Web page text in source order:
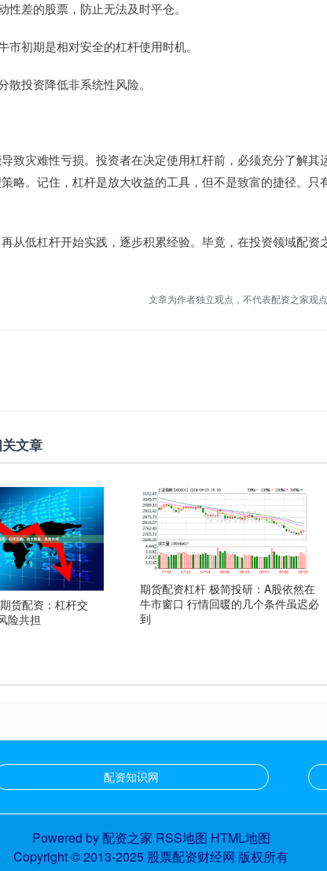
差的股票，防止无法及时平仓。
初期是相对安全的杠杆使用时机。
投资降低非系统性风险。
致灾难性亏损。投资者在决定使用杠杆前，必须充分了解其
略。记住，杠杆是放大收益的工具，但不是致富的捷径。只
从低杠杆开始实践，逐步积累经验。毕竟，在投资领域配资
文章为作者独立观点，不代表配资之家观点
文章
货配资：杠杆交
险共担
期货配资杠杆 极简投研：A股依然在
牛市窗口 行情回暖的几个条件虽迟必
到
配资知识网
Powered by 配资之家 RSS地图 HTML地图
Copyright© 2013-2025 股票配资财经网 版权所有